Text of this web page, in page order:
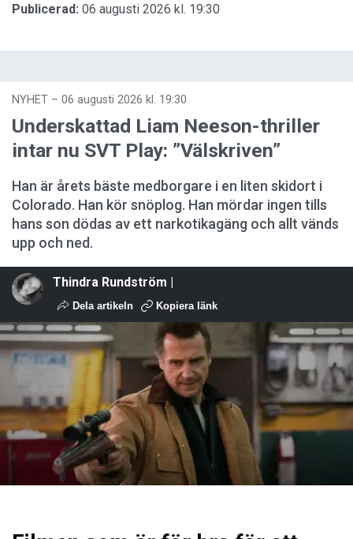
Publicerad: 06 augusti 2026 kl. 19:30
NYHET – 06 augusti 2026 kl. 19:30
Underskattad Liam Neeson-thriller
intar nu SVT Play: ”Välskriven”
Han är årets bäste medborgare i en liten skidort i
Colorado. Han kör snöplog. Han mördar ingen tills
hans son dödas av ett narkotikagäng och allt vänds
upp och ned.
Thindra Rundström |
Dela artikeln Kopiera länk